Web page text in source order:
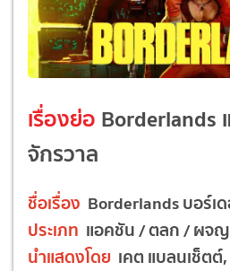
เรื่องย่อ
จักรวาล
ชื่อเรื่อง Borderlands บอร์เ
ประเภท แอคชัน / ตลก / ผจ
นำแสดงโดย เคต แบลนเช็ตต์